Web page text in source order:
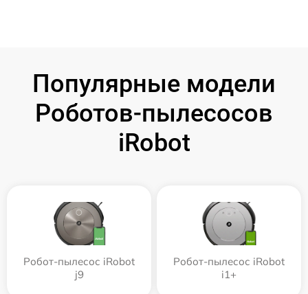
Популярные модели
Роботов-пылесосов
iRobot
Робот-пылесос iRobot
j9
Робот-пылесос iRobot
i1+